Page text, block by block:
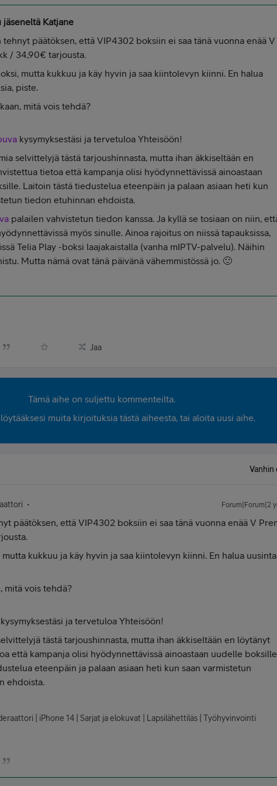
jäseneltä Katjane
tehnyt päätöksen, että VIP4302 boksiin ei saa tänä vuonna enää V
/ 34,90€ tarjousta.
mutta kukkuu ja käy hyvin ja saa kiintolevyn kiinni. En halua
piste.
mitä vois tehdä?
kysymyksestäsi ja tervetuloa Yhteisöön!
selvittelyjä tästä tarjoushinnasta, mutta ihan äkkiseltään en
tietoa että kampanja olisi hyödynnettävissä ainoastaan
Laitoin tästä tiedustelua eteenpäin ja palaan asiaan heti kun
tiedon etuhinnan ehdoista.
palailen vahvistetun tiedon kanssa. Ja kyllä se tosiaan on niin,
myös sinulle. Ainoa rajoitus on niissä tapauksissa,
Telia Play -boksi laajakaistalla (vanha mIPTV-palvelu). Näihin
Mutta nämä ovat tänä päivänä vähemmistössä jo. 🙂
Jaa
Tämä aihe on suljettu kommenteilta.
muita kirjoituksia tästä aiheesta, tai aloita uusi aihe.
Vanhin
Forum|Forum|2
päätöksen, että VIP4302 boksiin ei saa tänä vuonna enää V
kukkuu ja käy hyvin ja saa kiintolevyn kiinni. En halua uusinta
mitä vois tehdä?
kysymyksestäsi ja tervetuloa Yhteisöön!
tästä tarjoushinnasta, mutta ihan äkkiseltään en löytänyt
että kampanja olisi hyödynnettävissä ainoastaan uudelle
eteenpäin ja palaan asiaan heti kun saan varmistetun
ehdoista.
| iPhone 14 | Sarjat ja elokuvat | Lapsilähettiläs | Työhyvinvointi